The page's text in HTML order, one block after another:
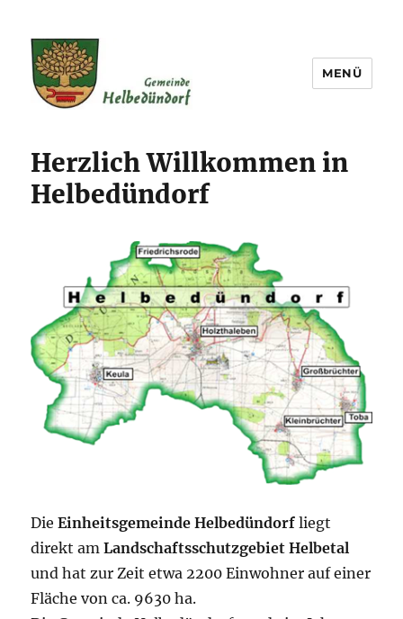
MENÜ
Herzlich Willkommen in
Helbedündorf
Die Einheitsgemeinde Helbedündorf liegt
direkt amLandschaftsschutzgebiet Helbetal
und hat zur Zeit etwa 2200 Einwohner auf einer
Fläche von ca. 9630 ha.